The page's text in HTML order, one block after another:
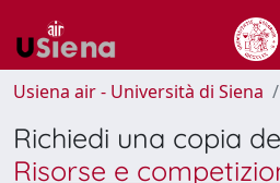
Usiena air - Università di Siena
Richiedi una copia
Risorse e